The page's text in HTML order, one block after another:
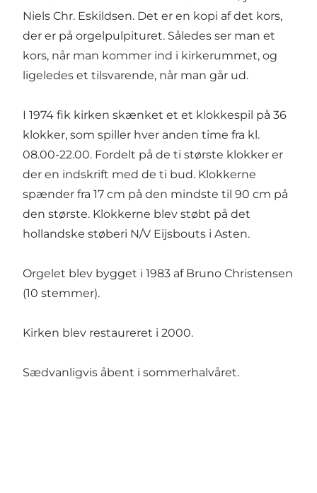
Niels Chr. Eskildsen. Det er en kopi af det kors,
der er på orgelpulpituret. Således ser man et
kors, når man kommer ind i kirkerummet, og
ligeledes et tilsvarende, når man går ud.
I 1974 fik kirken skænket et et klokkespil på 36
klokker, som spiller hver anden time fra kl.
08.00-22.00. Fordelt på de ti største klokker er
der en indskrift med de ti bud. Klokkerne
spænder fra 17 cm på den mindste til 90 cm på
den største. Klokkerne blev støbt på det
hollandske støberi N/V Eijsbouts i Asten.
Orgelet blev bygget i 1983 af Bruno Christensen
(10 stemmer).
Kirken blev restaureret i 2000.
Sædvanligvis åbent i sommerhalvåret.